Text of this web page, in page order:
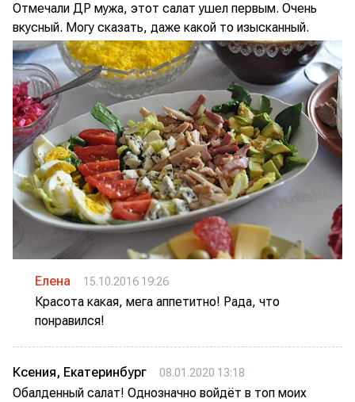
Отмечали ДР мужа, этот салат ушел первым. Очень
вкусный. Могу сказать, даже какой то изысканный.
Елена 15.10.2016 19:26
Красота какая, мега аппетитно! Рада, что
понравился!
Ксения, Екатеринбург 08.01.2020 13:18
Обалденный салат! Однозначно войдёт в топ моих